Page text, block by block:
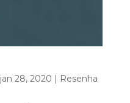
jan 28, 2020 | Resenha